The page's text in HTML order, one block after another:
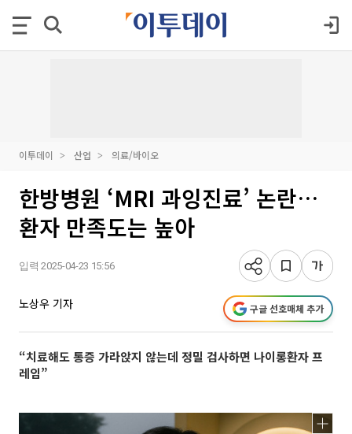
이투데이 산업 의료/바이오
한방병원 ‘MRI 과잉진료’ 논란…
환자 만족도는 높아
입력 2025-04-23 15:56
노상우 기자 구글 선호매체 추가
“치료해도 통증 가라앉지 않는데 정밀 검사하면 나이롱환자 프
레임”